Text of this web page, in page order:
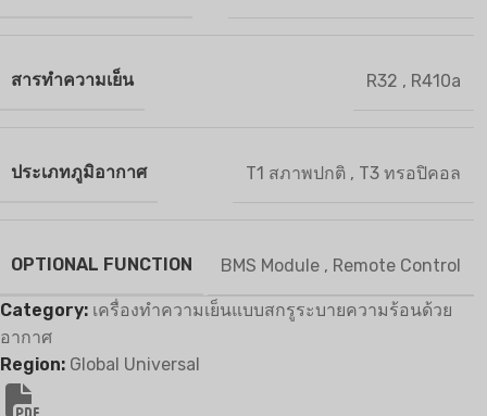
สารทำความเย็น R32 , R410a
ประเภทภูมิอากาศ T1 สภาพปกติ , T3 ทรอปิคอล
OPTIONAL FUNCTION BMS Module , Remote Control
Category: เครื่องทำความเย็นแบบสกรูระบายความร้อนด้วย
อากาศ
Region: Global Universal